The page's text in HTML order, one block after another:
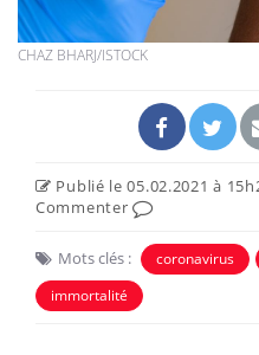
CHAZ BHARJ/ISTOCK
Publié le 05.02.2021 à
Commenter
Mots clés : coronavirus
immortalité